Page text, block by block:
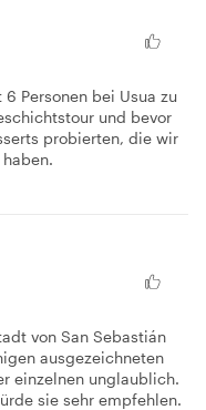
Personen bei Usua zu
und bevor
probierten, die wir
von San Sebastián
ausgezeichneten
einzelnen unglaublich.
sie sehr empfehlen.